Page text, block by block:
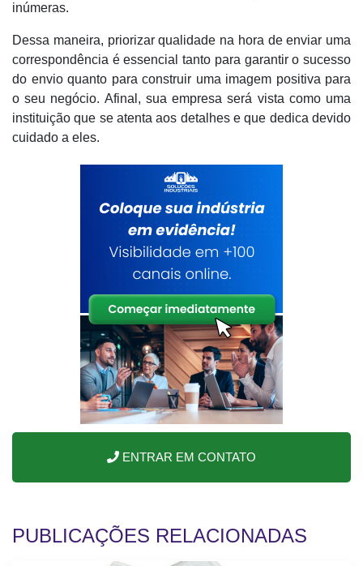
inúmeras.
Dessa maneira, priorizar qualidade na hora de enviar uma
correspondência é essencial tanto para garantir o sucesso
do envio quanto para construir uma imagem positiva para
o seu negócio. Afinal, sua empresa será vista como uma
instituição que se atenta aos detalhes e que dedica devido
cuidado a eles.
ENTRAR EM CONTATO
PUBLICAÇÕES RELACIONADAS